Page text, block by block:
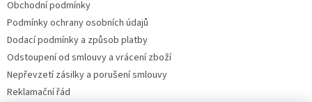
Obchodní podmínky
Podmínky ochrany osobních údajů
Dodací podmínky a způsob platby
Odstoupení od smlouvy a vrácení zboží
Nepřevzetí zásilky a porušení smlouvy
Reklamační řád